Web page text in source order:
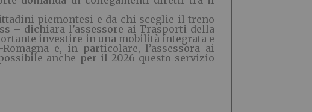
piemontesi e da chi sceglie il treno
– dichiara l’assessore ai Trasporti della
investire in una mobilità integrata e
e, in particolare, l’assessora ai
anche per il 2026 questo servizio